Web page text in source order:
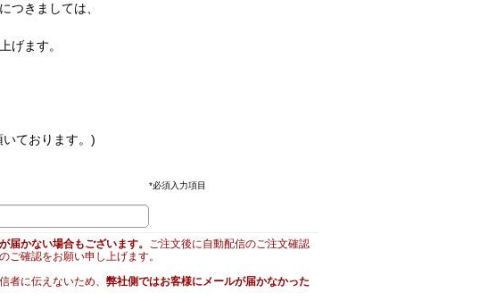
つきましては、
げます。
ております。)
*必須入力項目
届かない場合もございます。 ご注文後に自動配信のご注文確認
ご確認をお願い申し上げます。
者に伝えないため、 弊社側ではお客様にメールが届かなかった